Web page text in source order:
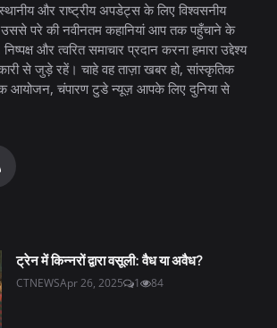
और राष्ट्रीय अपडेट्स के लिए विश्वसनीय
परे की नवीनतम कहानियां आप तक पहुँचाने के
और त्वरित समाचार प्रदान करना हमारा उद्देश्य
से जुड़े रहें। चाहे वह ताज़ा खबर हो, सांस्कृतिक
आयोजन, चंपारण टुडे न्यूज़ आपके लिए दुनिया से
ट्रेन में किन्नरों द्वारा वसूली: वैध या अवैध?
CTNEWSApr 26, 2025 1 84